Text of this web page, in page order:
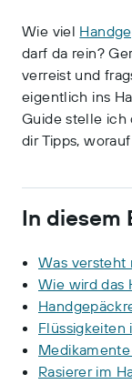
Wie viel
darf da rein?
verreist und
eigentlich ins
Guide stelle ich
dir Tipps,
In diesem
Was versteht
Wie wird das
Flüssigkeiten
Rasierer im